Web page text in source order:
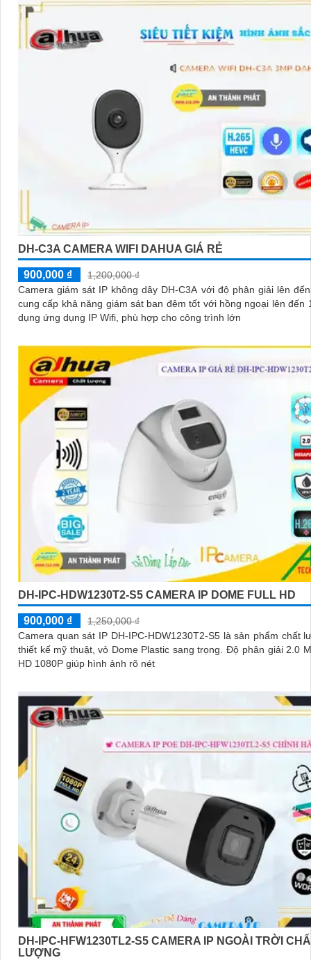
DH-C3A CAMERA WIFI DAHUA GIÁ RẺ
900,000 ₫
1,200,000 ₫
Camera giám sát IP không dây DH-C3A với độ phân giải lên
cung cấp khả năng giám sát ban đêm tốt với hồng ngoại lên đến
dụng ứng dụng IP Wifi, phù hợp cho công trình lớn
DH-IPC-HDW1230T2-S5 CAMERA IP DOME FULL HD
900,000 ₫
1,250,000 ₫
Camera quan sát IP DH-IPC-HDW1230T2-S5 là sản phẩm chất
thiết kế mỹ thuật, vỏ Dome Plastic sang trọng. Độ phân giải 2.0 MP FULL
HD 1080P giúp hình ảnh rõ nét
DH-IPC-HFW1230TL2-S5 CAMERA IP NGOÀI TRỜI
LƯỢNG